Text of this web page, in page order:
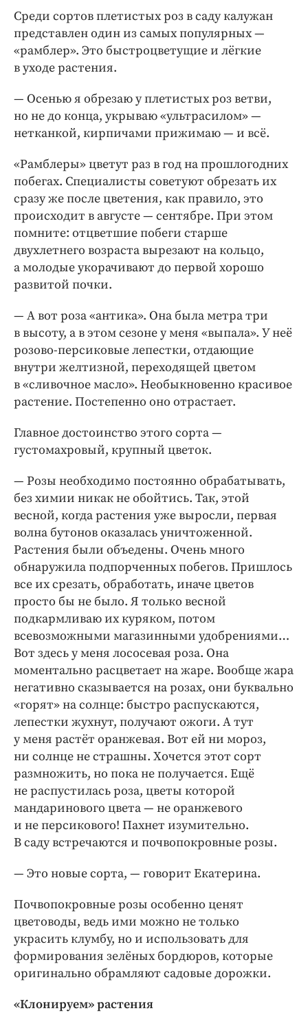
Среди сортов плетистых роз в саду калужан
представлен один из самых популярных —
«рамблер». Это быстроцветущие и лёгкие
в уходе растения.
— Осенью я обрезаю у плетистых роз ветви,
но не до конца, укрываю «ультрасилом» —
нетканкой, кирпичами прижимаю — и всё.
«Рамблеры» цветут раз в год на прошлогодних
побегах. Специалисты советуют обрезать их
сразу же после цветения, как правило, это
происходит в августе — сентябре. При этом
помните: отцветшие побеги старше
двухлетнего возраста вырезают на кольцо,
а молодые укорачивают до первой хорошо
развитой почки.
— А вот роза «антика». Она была метра три
в высоту, а в этом сезоне у меня «выпала». У неё
розово-персиковые лепестки, отдающие
внутри желтизной, переходящей цветом
в «сливочное масло». Необыкновенно красивое
растение. Постепенно оно отрастает.
Главное достоинство этого сорта —
густомахровый, крупный цветок.
— Розы необходимо постоянно обрабатывать,
без химии никак не обойтись. Так, этой
весной, когда растения уже выросли, первая
волна бутонов оказалась уничтоженной.
Растения были объедены. Очень много
обнаружила подпорченных побегов. Пришлось
все их срезать, обработать, иначе цветов
просто бы не было. Я только весной
подкармливаю их куряком, потом
всевозможными магазинными удобрениями…
Вот здесь у меня лососевая роза. Она
моментально расцветает на жаре. Вообще жара
негативно сказывается на розах, они буквально
«горят» на солнце: быстро распускаются,
лепестки жухнут, получают ожоги. А тут
у меня растёт оранжевая. Вот ей ни мороз,
ни солнце не страшны. Хочется этот сорт
размножить, но пока не получается. Ещё
не распустилась роза, цветы которой
мандаринового цвета — не оранжевого
и не персикового! Пахнет изумительно.
В саду встречаются и почвопокровные розы.
— Это новые сорта, — говорит Екатерина.
Почвопокровные розы особенно ценят
цветоводы, ведь ими можно не только
украсить клумбу, но и использовать для
формирования зелёных бордюров, которые
оригинально обрамляют садовые дорожки.
«Клонируем» растения